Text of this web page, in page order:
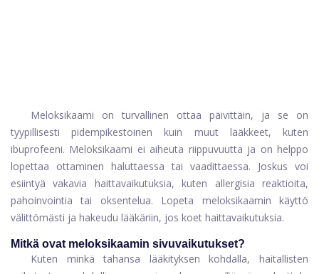
Meloksikaami on turvallinen ottaa päivittäin, ja se on
tyypillisesti pidempikestoinen kuin muut lääkkeet, kuten
ibuprofeeni. Meloksikaami ei aiheuta riippuvuutta ja on helppo
lopettaa ottaminen haluttaessa tai vaadittaessa. Joskus voi
esiintyä vakavia haittavaikutuksia, kuten allergisia reaktioita,
pahoinvointia tai oksentelua. Lopeta meloksikaamin käyttö
välittömästi ja hakeudu lääkäriin, jos koet haittavaikutuksia.
Mitkä ovat meloksikaamin sivuvaikutukset?
Kuten minkä tahansa lääkityksen kohdalla, haitallisten